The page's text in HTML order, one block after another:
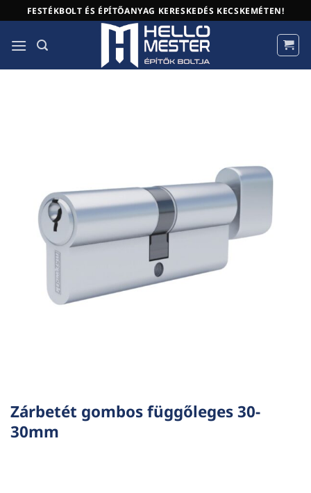
to
content
FESTÉKBOLT ÉS ÉPÍTŐANYAG KERESKEDÉS KECSKEMÉTEN!
Zárbetét gombos függőleges 30-
30mm